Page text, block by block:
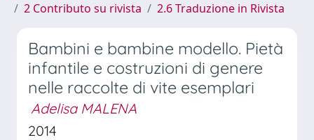
2 Contributo su rivista
2.6 Traduzione in Rivista
Bambini e bambine modello. Pietà
infantile e costruzioni di genere
nelle raccolte di vite esemplari
Adelisa MALENA
2014